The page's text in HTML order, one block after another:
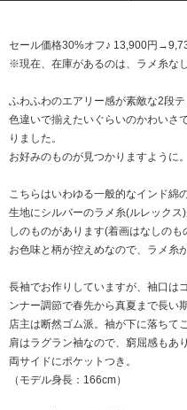
セール価格30%オフ♪ 13,900円
※現在、在庫があるのは、ラメ糸な
ふわふわのエアリー感が素敵な2段テ
色違いで揃えたいぐらいのかわいさ
りました。
お好みのものが見つかりますように。
こちらはいわゆる一般的なインド綿
生地にシルバーのラメ糸(ルレック
しのものがあります(着画はなしのも
お色味と柄が控えめなので、ラメ糸
長袖でお作りしていますが、袖口は
ンナー調節で春先から真夏まで長い
店主は断然ゴム派。袖が下に落ちて
肩はラグラン袖なので、窮屈感もあ
両サイドにポケットつき。
（モデル身長：166cm）